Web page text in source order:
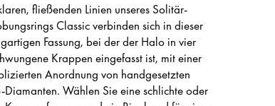
fließenden Linien unseres Solitär-
Classic verbinden sich in dieser
Fassung, bei der der Halo in vier
Krappen eingefasst ist, mit einer
Anordnung von handgesetzten
Diamanten. Wählen Sie eine schlichte oder